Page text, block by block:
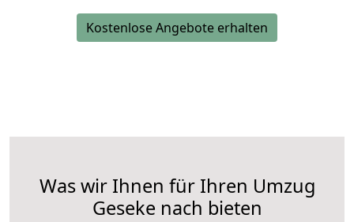
Kostenlose Angebote erhalten
Was wir Ihnen für Ihren Umzug
Geseke nach bieten